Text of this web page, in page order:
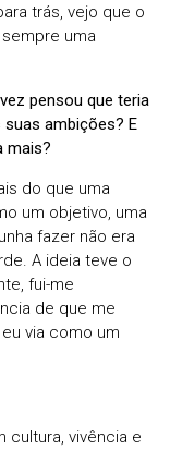
trás, vejo que o
uma
pensou que teria
ambições? E
mais?
do que uma
um objetivo, uma
fazer não era
A ideia teve o
fui-me
de que me
via como um
cultura, vivência e